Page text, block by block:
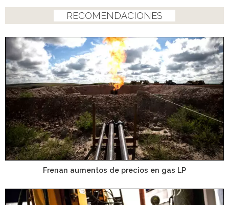
RECOMENDACIONES
Frenan aumentos de precios en gas LP